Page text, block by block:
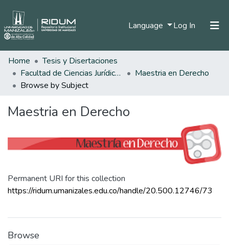
Language Log In (current)
Home
Tesis y Disertaciones
Facultad de Ciencias Jurídicas
Maestria en Derecho
Browse by Subject
Maestria en Derecho
Permanent URI for this collection
https://ridum.umanizales.edu.co/handle/20.500.12746/73
Browse